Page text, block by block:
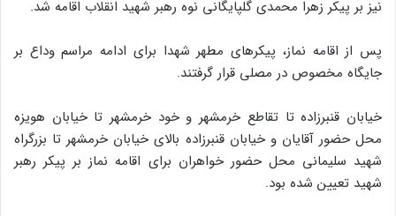
نیز بر پیکر زهرا محمدی گلپایگانی نوه رهبر شهید انقلاب اقامه شد.
پس از اقامه نماز، پیکرهای مطهر شهدا برای ادامه مراسم وداع بر
جایگاه مخصوص در مصلی قرار گرفتند.
خیابان قنبرزاده تا تقاطع خرمشهر و خود خرمشهر تا خیابان هویزه
محل حضور آقایان و خیابان قنبرزاده بالای خیابان خرمشهر تا بزرگراه
شهید سلیمانی محل حضور خواهران برای اقامه نماز بر پیکر رهبر
شهید تعیین شده بود.